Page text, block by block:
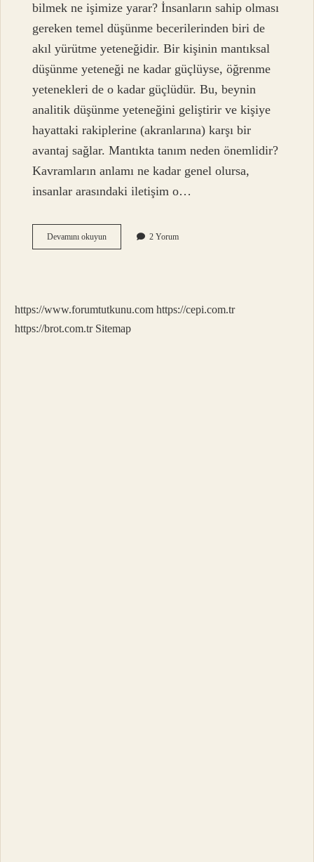
bilmek ne işimize yarar? İnsanların sahip olması
gereken temel düşünme becerilerinden biri de
akıl yürütme yeteneğidir. Bir kişinin mantıksal
düşünme yeteneği ne kadar güçlüyse, öğrenme
yetenekleri de o kadar güçlüdür. Bu, beynin
analitik düşünme yeteneğini geliştirir ve kişiye
hayattaki rakiplerine (akranlarına) karşı bir
avantaj sağlar. Mantıkta tanım neden önemlidir?
Kavramların anlamı ne kadar genel olursa,
insanlar arasındaki iletişim o…
Devamını okuyunMantık
Neden
2 Yorum
https://www.forumtutkunu.com https://cepi.com.tr
https://brot.com.tr Sitemap